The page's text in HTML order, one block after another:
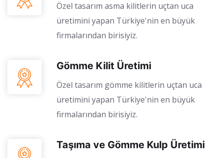
Özel tasarım asma kilitlerin uçtan uca
üretimini yapan Türkiye'nin en büyük
firmalarından birisiyiz.
Gömme Kilit Üretimi
Özel tasarım gömme kilitlerin uçtan uca
üretimini yapan Türkiye'nin en büyük
firmalarından birisiyiz.
Taşıma ve Gömme Kulp Üretimi